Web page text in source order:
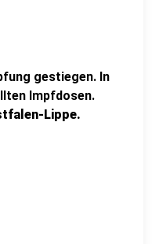
gestiegen. In
Impfdosen.
Lippe.